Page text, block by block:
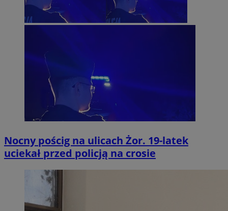
Nocny pościg na ulicach Żor. 19-latek
uciekał przed policją na crosie